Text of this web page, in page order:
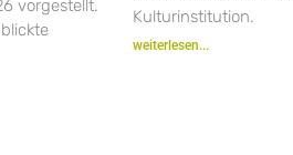
vorgestellt.
Kulturinstitution.
weiterlesen...